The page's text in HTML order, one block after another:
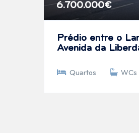
6.700.000€
Prédio entre o
Avenida da
Quartos WCs